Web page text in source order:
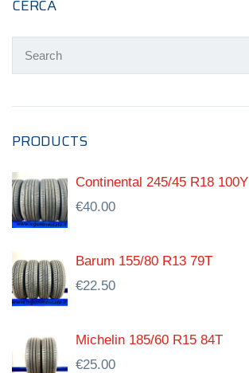
CERCA
PRODUCTS
Continental 245/45 R18 100Y
€40.00
Barum 155/80 R13 79T
€22.50
Michelin 185/60 R15 84T
€25.00